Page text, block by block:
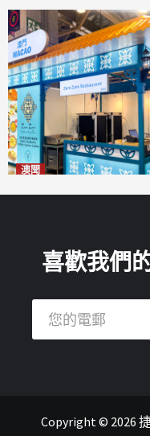
澳聞
喜歡我們
Copyright © 2026